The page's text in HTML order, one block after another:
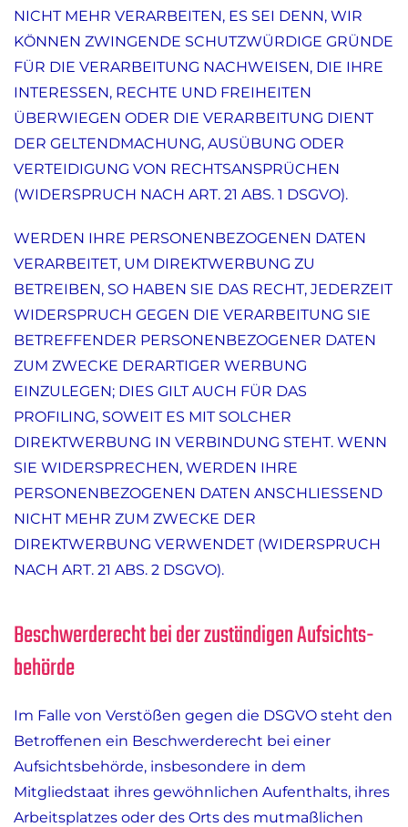
NICHT MEHR VERARBEITEN, ES SEI DENN, WIR
KÖNNEN ZWINGENDE SCHUTZWÜRDIGE GRÜNDE
FÜR DIE VERARBEITUNG NACHWEISEN, DIE IHRE
INTERESSEN, RECHTE UND FREIHEITEN
ÜBERWIEGEN ODER DIE VERARBEITUNG DIENT
DER GELTENDMACHUNG, AUSÜBUNG ODER
VERTEIDIGUNG VON RECHTSANSPRÜCHEN
(WIDERSPRUCH NACH ART. 21 ABS. 1 DSGVO).
WERDEN IHRE PERSONENBEZOGENEN DATEN
VERARBEITET, UM DIREKTWERBUNG ZU
BETREIBEN, SO HABEN SIE DAS RECHT, JEDERZEIT
WIDERSPRUCH GEGEN DIE VERARBEITUNG SIE
BETREFFENDER PERSONENBEZOGENER DATEN
ZUM ZWECKE DERARTIGER WERBUNG
EINZULEGEN; DIES GILT AUCH FÜR DAS
PROFILING, SOWEIT ES MIT SOLCHER
DIREKTWERBUNG IN VERBINDUNG STEHT. WENN
SIE WIDERSPRECHEN, WERDEN IHRE
PERSONENBEZOGENEN DATEN ANSCHLIESSEND
NICHT MEHR ZUM ZWECKE DER
DIREKTWERBUNG VERWENDET (WIDERSPRUCH
NACH ART. 21 ABS. 2 DSGVO).
Beschwerde­recht bei der zuständigen Aufsichts­
behörde
Im Falle von Verstößen gegen die DSGVO steht den
Betroffenen ein Beschwerderecht bei einer
Aufsichtsbehörde, insbesondere in dem
Mitgliedstaat ihres gewöhnlichen Aufenthalts, ihres
Arbeitsplatzes oder des Orts des mutmaßlichen